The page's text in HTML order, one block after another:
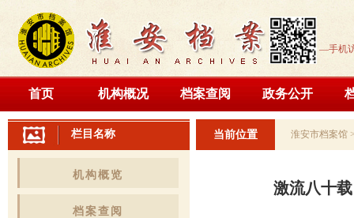
—手机
首页 机构概况 档案查阅 政务公开
栏目名称
机构概览
档案查阅
当前位置 淮安市档案馆
激流八十